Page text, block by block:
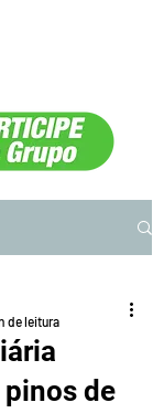
de
de leitura